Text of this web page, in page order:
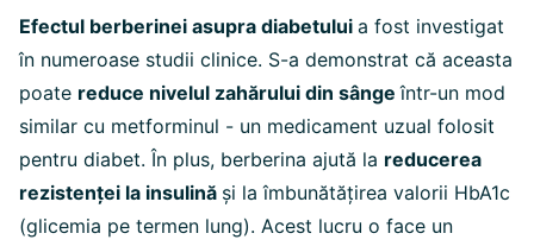
Efectul berberinei asupra diabetului a fost investigat
în numeroase studii clinice. S-a demonstrat că aceasta
poate reduce nivelul zahărului din sângeîntr-un mod
similar cu metforminul - un medicament uzual folosit
pentru diabet. În plus, berberina ajută la reducerea
rezistenței la insulină și la îmbunătățirea valorii HbA1c
(glicemia pe termen lung). Acest lucru o face un